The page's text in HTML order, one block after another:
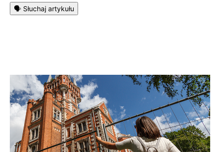
🗣️ Słuchaj artykułu